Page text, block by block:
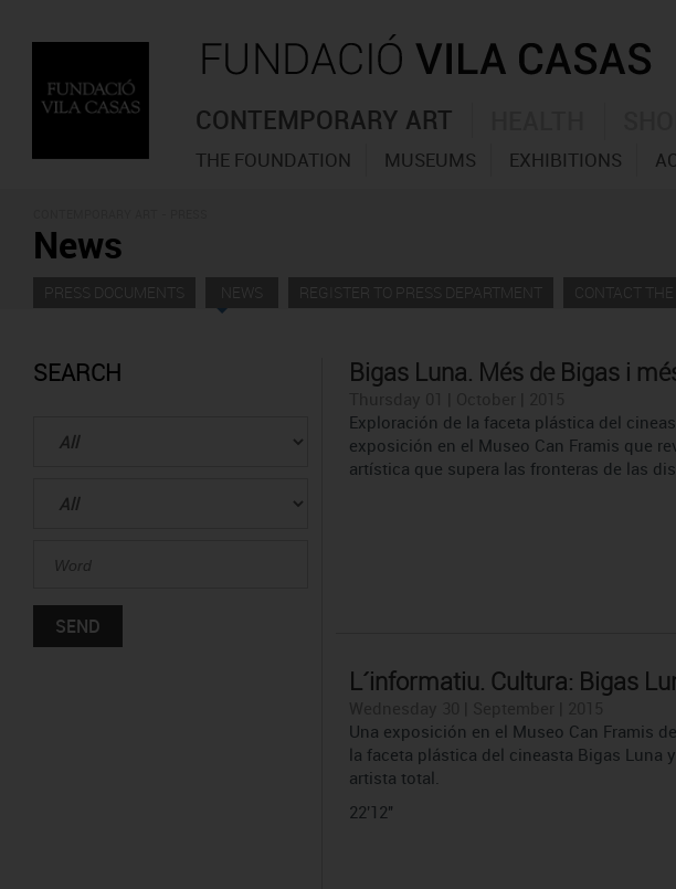
CONTEMPORARY ART
THE FOUNDATION MUSEUMS EXHIBITIONS
News
PRESS DOCUMENTS NEWS REGISTER TO PRESS DEPARTMENT CONTACT
SEARCH Bigas Luna. Més de Bigas i
Exploración de la faceta plástica del
exposición en el Museo Can Framis que
artística que supera las fronteras de las
L´informatiu. Cultura: Bigas
Una exposición en el Museo Can Framis
la faceta plástica del cineasta Bigas Luna
artista total.
22'12''